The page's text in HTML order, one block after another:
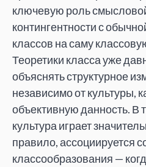
ключевую роль
контингентности с
классов на саму
Теоретики класса уже
объяснять структурное
независимо от культуры,
объективную данность. В
культура играет
правило, ассоциируется
классообразования —